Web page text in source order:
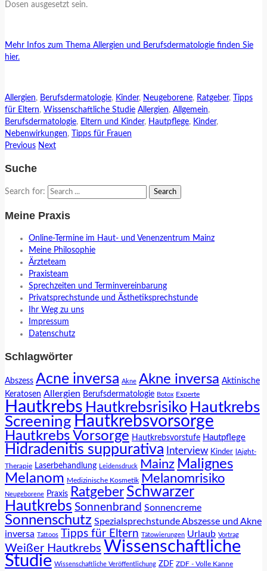
Dosen ausgesetzt sein.
Mehr Infos zum Thema Allergien und Berufsdermatologie finden Sie
hier.
Allergien, Berufsdermatologie, Kinder, Neugeborene, Ratgeber,
Tipps
für Eltern, Wissenschaftliche Studie Allergien, Allgemein,
Berufsdermatologie, Eltern und Kinder, Hautpflege, Kinder,
Nebenwirkungen,
Tipps für Frauen
Previous Next
Suche
Search for:
Meine Praxis
Online-Termine im Haut- und Venenzentrum Mainz
Meine Philosophie
Ärzteteam
Praxisteam
Sprechzeiten und Terminvereinbarung
Privatsprechstunde und Ästhetiksprechstunde
Ihr Weg zu uns
Impressum
Datenschutz
Schlagwörter
Abszess Acne inversa Akne Akne inversa Aktinische
Keratosen Allergien Berufsdermatologie Botox Experte
Hautkrebs Hautkrebsrisiko Hautkrebs
Screening Hautkrebsvorsorge
Hautkrebs Vorsorge Hautkrebsvorstufe Hautpflege
Hidradenitis suppurativa Interview Kinder lAight-
Therapie Laserbehandlung Leidensdruck Mainz Malignes
Melanom Medizinische Kosmetik Melanomrisiko
Neugeborene Praxis Ratgeber Schwarzer
Hautkrebs Sonnenbrand Sonnencreme
Sonnenschutz Spezialsprechstunde Abszesse und Akne
inversa Tattoos Tipps für Eltern Tätowierungen Urlaub Vortrag
Weißer Hautkrebs Wissenschaftliche
Studie Wissenschaftliche Veröffentlichung ZDF ZDF - Volle Kanne